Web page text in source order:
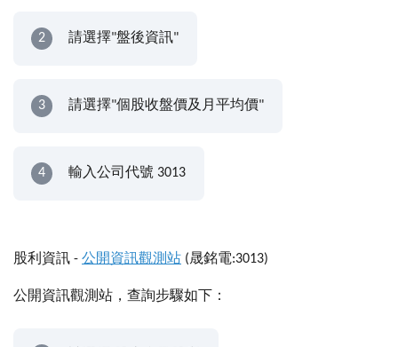
2 請選擇"盤後資訊"
3 請選擇"個股收盤價及月平均價"
4 輸入公司代號 3013
股利資訊 - 公開資訊觀測站 (晟銘電:3013)
公開資訊觀測站，查詢步驟如下：